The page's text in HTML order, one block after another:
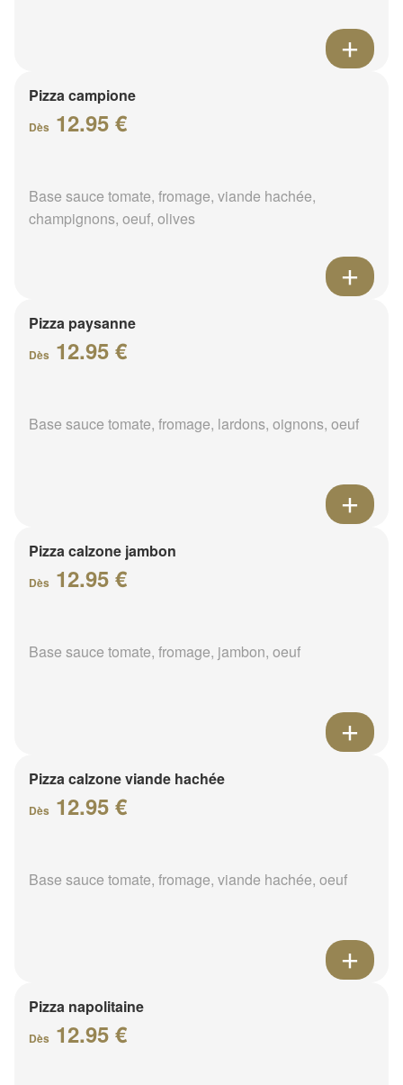
Pizza campione
Dès 12.95 €
Base sauce tomate, fromage, viande hachée,
champignons, oeuf, olives
Pizza paysanne
Dès 12.95 €
Base sauce tomate, fromage, lardons, oignons, oeuf
Pizza calzone jambon
Dès 12.95 €
Base sauce tomate, fromage, jambon, oeuf
Pizza calzone viande hachée
Dès 12.95 €
Base sauce tomate, fromage, viande hachée, oeuf
Pizza napolitaine
Dès 12.95 €